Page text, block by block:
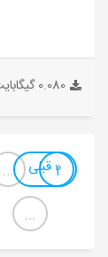
0.080 گیگابایت
« قبلی
1
…
…